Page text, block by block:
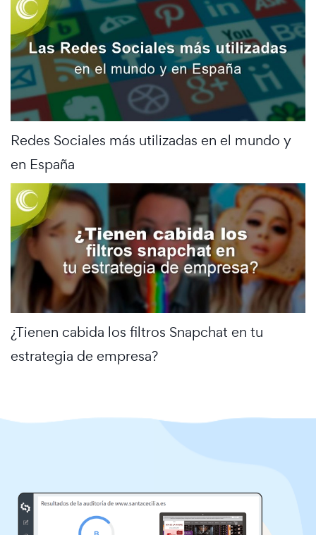
Redes Sociales más utilizadas en el mundo y
en España
¿Tienen cabida los filtros Snapchat en tu
estrategia de empresa?